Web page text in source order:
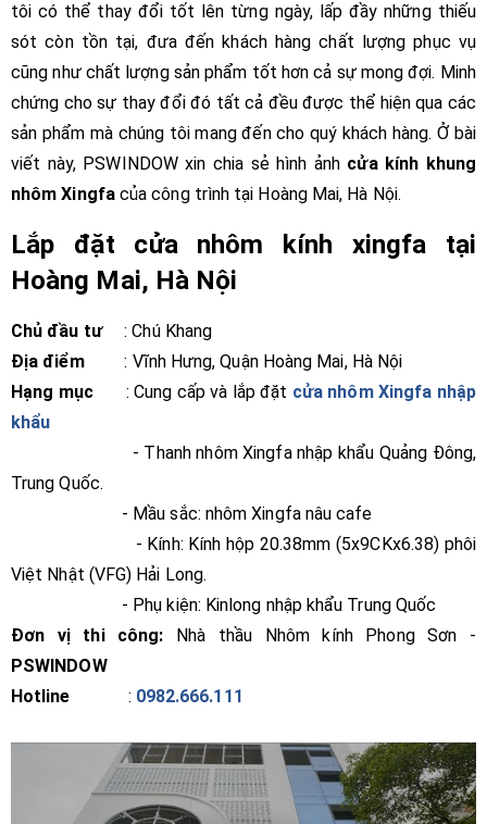
tôi có thể thay đổi tốt lên từng ngày, lấp đầy những thiếu
sót còn tồn tại, đưa đến khách hàng chất lượng phục vụ
cũng như chất lượng sản phẩm tốt hơn cả sự mong đợi. Minh
chứng cho sự thay đổi đó tất cả đều được thể hiện qua các
sản phẩm mà chúng tôi mang đến cho quý khách hàng. Ở bài
viết này, PSWINDOW xin chia sẻ hình ảnh cửa kính khung
nhôm Xingfacủa công trình tại Hoàng Mai, Hà Nội.
Lắp đặt cửa nhôm kính xingfa tại
Hoàng Mai, Hà Nội
Chủ đầu tư: Chú Khang
Địa điểm
: Vĩnh Hưng, Quận Hoàng Mai, Hà Nội
Hạng mục: Cung cấp và lắp đặt cửa nhôm Xingfa nhập
khẩu
- Thanh nhôm Xingfa nhập khẩu Quảng Đông,
Trung Quốc.
- Mầu sắc: nhôm Xingfa nâu cafe
- Kính: Kính hộp 20.38mm (5x9CKx6.38) phôi
Việt Nhật (VFG) Hải Long.
- Phụ kiện: Kinlong nhập khẩu Trung Quốc
Đơn vị thi công: Nhà thầu Nhôm kính Phong Sơn -
PSWINDOW
Hotline : 0982.666.111